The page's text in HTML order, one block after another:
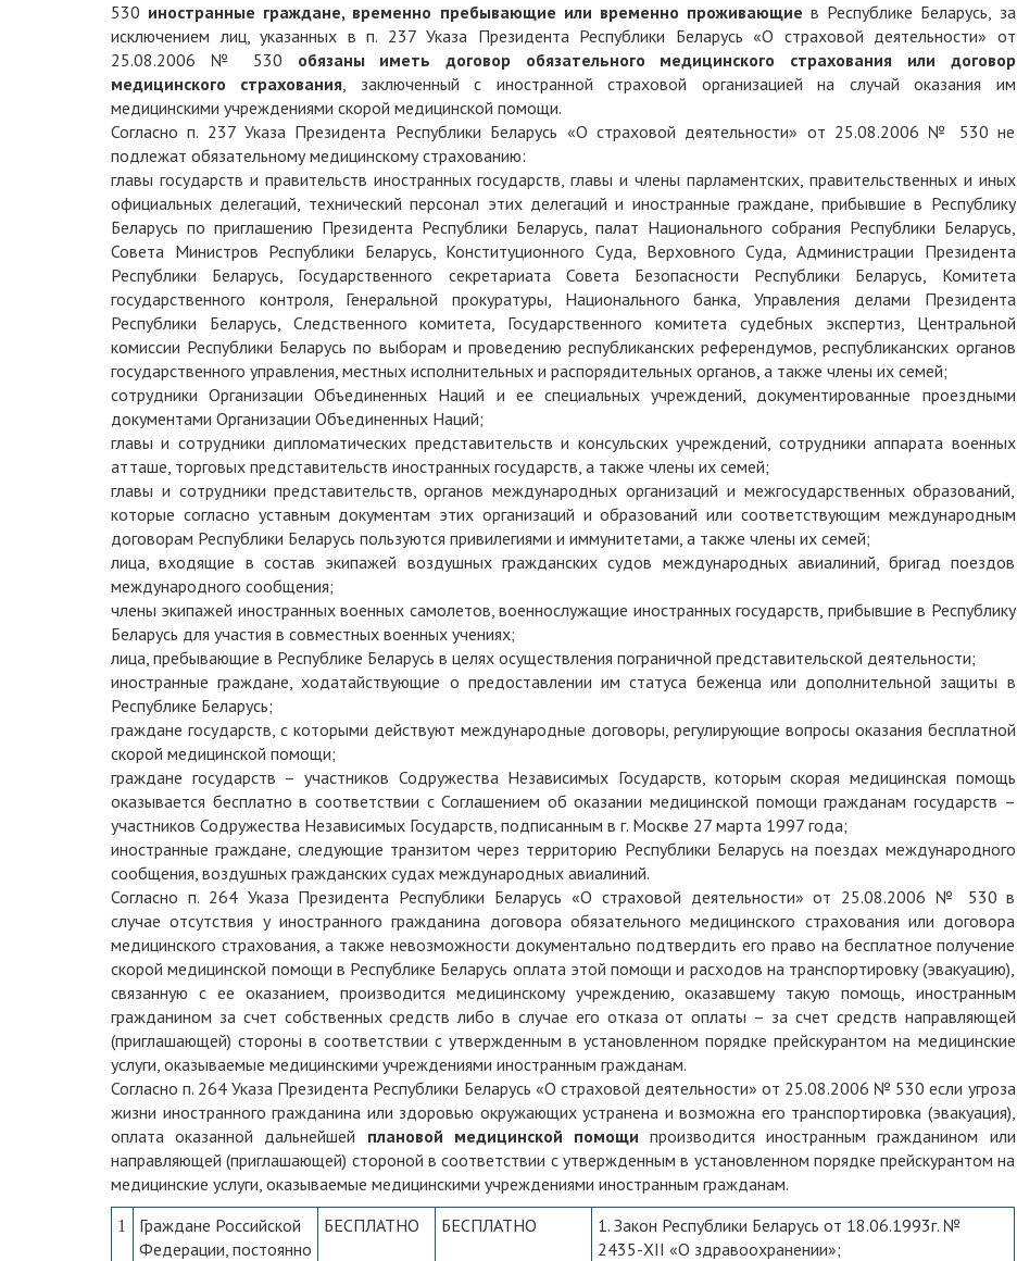
530 иностранные граждане, временно пребывающие или временно проживающие в Республике Беларусь, за
исключением лиц, указанных в п. 237 Указа Президента Республики Беларусь «О страховой деятельности» от
25.08.2006 № 530 обязаны иметь договор обязательного медицинского страхования или договор
медицинского страхования, заключенный с иностранной страховой организацией на случай оказания им
медицинскими учреждениями скорой медицинской помощи.
Согласно п. 237 Указа Президента Республики Беларусь «О страховой деятельности» от 25.08.2006 № 530 не
подлежат обязательному медицинскому страхованию:
главы государств и правительств иностранных государств, главы и члены парламентских, правительственных и иных
официальных делегаций, технический персонал этих делегаций и иностранные граждане, прибывшие в Республику
Беларусь по приглашению Президента Республики Беларусь, палат Национального собрания Республики Беларусь,
Совета Министров Республики Беларусь, Конституционного Суда, Верховного Суда, Администрации Президента
Республики Беларусь, Государственного секретариата Совета Безопасности Республики Беларусь, Комитета
государственного контроля, Генеральной прокуратуры, Национального банка, Управления делами Президента
Республики Беларусь, Следственного комитета, Государственного комитета судебных экспертиз, Центральной
комиссии Республики Беларусь по выборам и проведению республиканских референдумов, республиканских органов
государственного управления, местных исполнительных и распорядительных органов, а также члены их семей;
сотрудники Организации Объединенных Наций и ее специальных учреждений, документированные проездными
документами Организации Объединенных Наций;
главы и сотрудники дипломатических представительств и консульских учреждений, сотрудники аппарата военных
атташе, торговых представительств иностранных государств, а также члены их семей;
главы и сотрудники представительств, органов международных организаций и межгосударственных образований,
которые согласно уставным документам этих организаций и образований или соответствующим международным
договорам Республики Беларусь пользуются привилегиями и иммунитетами, а также члены их семей;
лица, входящие в состав экипажей воздушных гражданских судов международных авиалиний, бригад поездов
международного сообщения;
члены экипажей иностранных военных самолетов, военнослужащие иностранных государств, прибывшие в Республику
Беларусь для участия в совместных военных учениях;
лица, пребывающие в Республике Беларусь в целях осуществления пограничной представительской деятельности;
иностранные граждане, ходатайствующие о предоставлении им статуса беженца или дополнительной защиты в
Республике Беларусь;
граждане государств, с которыми действуют международные договоры, регулирующие вопросы оказания бесплатной
скорой медицинской помощи;
граждане государств – участников Содружества Независимых Государств, которым скорая медицинская помощь
оказывается бесплатно в соответствии с Соглашением об оказании медицинской помощи гражданам государств –
участников Содружества Независимых Государств, подписанным в г. Москве 27 марта 1997 года;
иностранные граждане, следующие транзитом через территорию Республики Беларусь на поездах международного
сообщения, воздушных гражданских судах международных авиалиний.
Согласно п. 264 Указа Президента Республики Беларусь «О страховой деятельности» от 25.08.2006 № 530 в
случае отсутствия у иностранного гражданина договора обязательного медицинского страхования или договора
медицинского страхования, а также невозможности документально подтвердить его право на бесплатное получение
скорой медицинской помощи в Республике Беларусь оплата этой помощи и расходов на транспортировку (эвакуацию),
связанную с ее оказанием, производится медицинскому учреждению, оказавшему такую помощь, иностранным
гражданином за счет собственных средств либо в случае его отказа от оплаты – за счет средств направляющей
(приглашающей) стороны в соответствии с утвержденным в установленном порядке прейскурантом на медицинские
услуги, оказываемые медицинскими учреждениями иностранным гражданам.
Согласно п. 264 Указа Президента Республики Беларусь «О страховой деятельности» от 25.08.2006 № 530 если угроза
жизни иностранного гражданина или здоровью окружающих устранена и возможна его транспортировка (эвакуация),
оплата оказанной дальнейшей плановой медицинской помощи производится иностранным гражданином или
направляющей (приглашающей) стороной в соответствии с утвержденным в установленном порядке прейскурантом на
медицинские услуги, оказываемые медицинскими учреждениями иностранным гражданам.
1
Граждане Российской
Федерации, постоянно
БЕСПЛАТНО БЕСПЛАТНО
1. Закон Республики Беларусь от 18.06.1993г. №
2435-XII «О здравоохранении»;